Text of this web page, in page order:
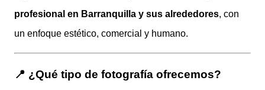
profesional en Barranquilla y sus alrededores, con
un enfoque estético, comercial y humano.
📍 ¿Qué tipo de fotografía ofrecemos?